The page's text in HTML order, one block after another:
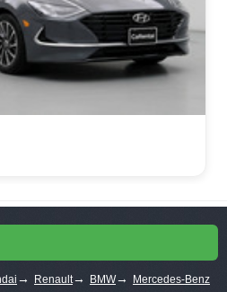
→ Renault→ BMW→ Mercedes-Benz